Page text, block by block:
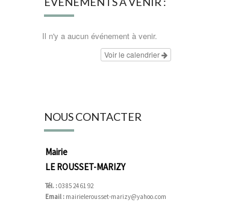
Il n'y a aucun événement à venir.
Voir le calendrier
NOUS CONTACTER
Mairie
LE ROUSSET-MARIZY
Tél. :03 85 24 61 92
Email : mairielerousset-marizy@yahoo.com